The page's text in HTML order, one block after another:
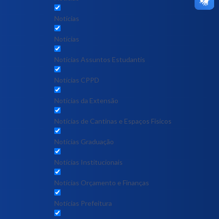
Notícias
Notícias
Notícias Assuntos Estudantis
Notícias CPPD
Notícias da Extensão
Notícias de Cantinas e Espaços Físicos
Notícias Graduação
Notícias Institucionais
Notícias Orçamento e Finanças
Notícias Prefeitura